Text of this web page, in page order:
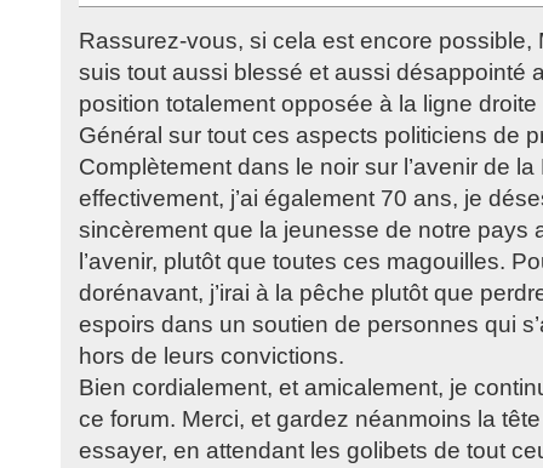
Rassurez-vous, si cela est encore possible,
suis tout aussi blessé et aussi désappointé
position totalement opposée à la ligne
Général sur tout ces aspects politiciens de
Complètement dans le noir sur l’avenir de
effectivement, j’ai également 70 ans, je
sincèrement que la jeunesse de notre pays
l’avenir, plutôt que toutes ces magouilles.
dorénavant, j’irai à la pêche plutôt que
espoirs dans un soutien de personnes qui
hors de leurs convictions.
Bien cordialement, et amicalement, je
ce forum. Merci, et gardez néanmoins la
essayer, en attendant les golibets de tout